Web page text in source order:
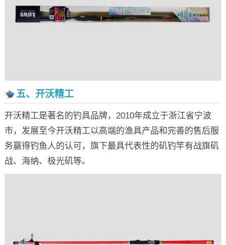
五、开沃精工
开沃精工是著名的钓具品牌，2010年成立于浙江省宁波
市，发展至今开沃精工以高端的渔具产品和完善的售后服
务赢得钓鱼人的认可，旗下最具代表性的矶钓竿有战旗矶
战、海纳、极光矶等。